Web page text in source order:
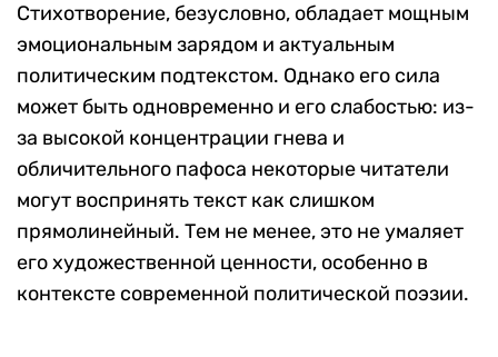
Стихотворение, безусловно, обладает мощным
эмоциональным зарядом и актуальным
политическим подтекстом. Однако его сила
может быть одновременно и его слабостью: из-
за высокой концентрации гнева и
обличительного пафоса некоторые читатели
могут воспринять текст как слишком
прямолинейный. Тем не менее, это не умаляет
его художественной ценности, особенно в
контексте современной политической поэзии.